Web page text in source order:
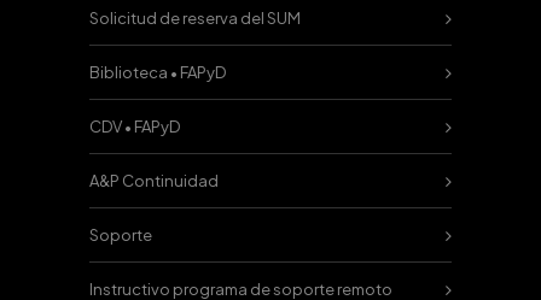
Solicitud de reserva del SUM
Biblioteca • FAPyD
CDV • FAPyD
A&P Continuidad
Soporte
Instructivo programa de soporte remoto